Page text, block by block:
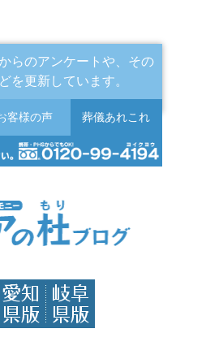
らのアンケートや、その
を更新しています。
客様の声 葬儀あれこれ